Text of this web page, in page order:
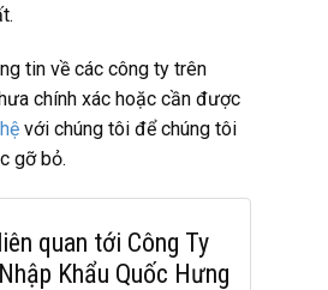
tin về các công ty trên
chính xác hoặc cần được
với chúng tôi để chúng tôi
gỡ bỏ.
quan tới Công Ty
Khẩu Quốc Hưng